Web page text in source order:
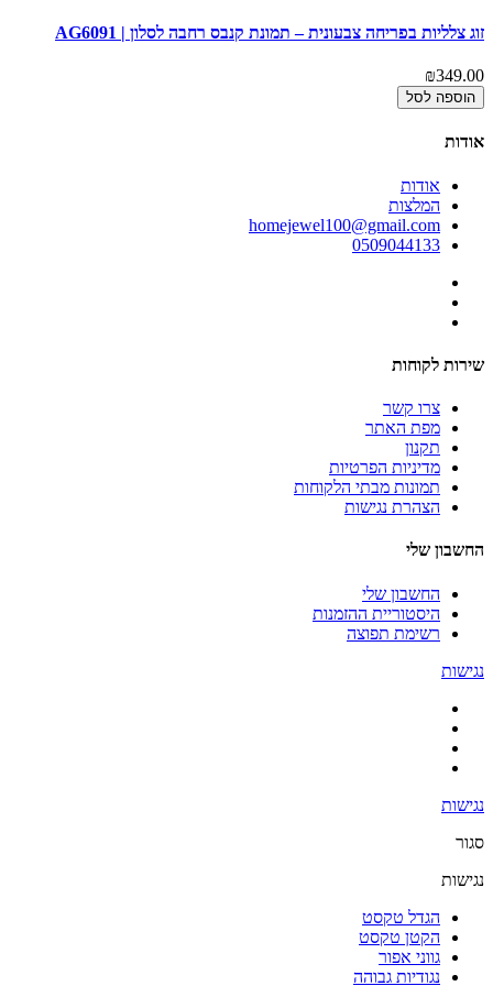
זוג צלליות בפריחה צבעונית – תמונת קנבס רחבה לסלון | AG6091
₪349.00
הוספה לסל
אודות
אודות
המלצות
homejewel100@gmail.com
0509044133
שירות לקוחות
צרו קשר
מפת האתר
תקנון
מדיניות הפרטיות
תמונות מבתי הלקוחות
הצהרת נגישות
החשבון שלי
החשבון שלי
היסטוריית ההזמנות
רשימת תפוצה
נגישות
נגישות
סגור
נגישות
הגדל טקסט
הקטן טקסט
גווני אפור
נגודיות גבוהה